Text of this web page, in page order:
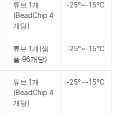
튜브 1개
(BeadChip 4
개당)
-25°~-15°C
튜브 1개(샘
플 96개당)
-25°~-15°C
튜브 1개
(BeadChip 4
개당)
-25°~-15°C